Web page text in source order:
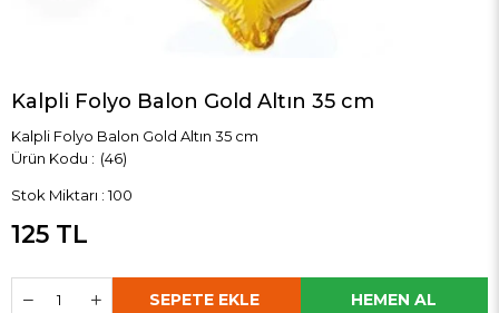
Kalpli Folyo Balon Gold Altın 35 cm
Kalpli Folyo Balon Gold Altın 35 cm
(46)
Stok Miktarı : 100
125 TL